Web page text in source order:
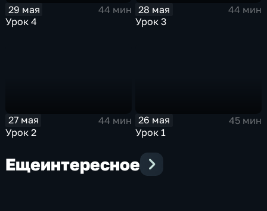
29 мая
44 мин
Урок 4
28 мая
44 мин
Урок 3
27 мая
44 мин
Урок 2
26 мая
45 мин
Урок 1
Ещеинтересное